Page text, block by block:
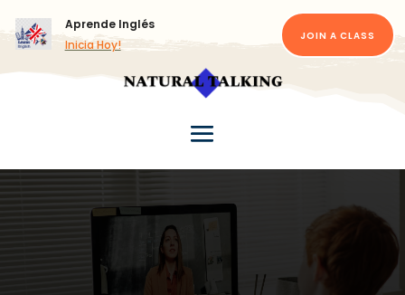
Aprende Inglés
Inicia Hoy!
JOIN A CLASS